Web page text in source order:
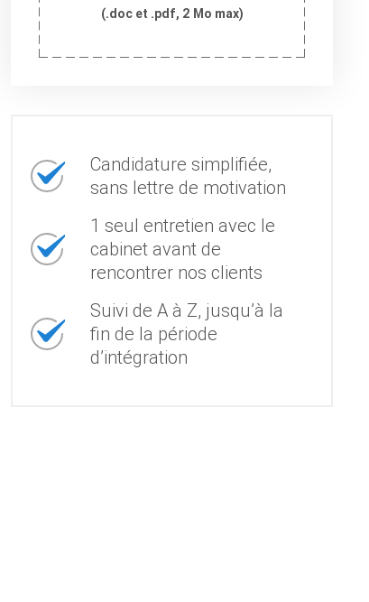
(.doc et .pdf, 2 Mo max)
Candidature simplifiée,
sans lettre de motivation
1 seul entretien avec le
cabinet avant de
rencontrer nos clients
Suivi de A à Z, jusqu’à la
fin de la période
d’intégration